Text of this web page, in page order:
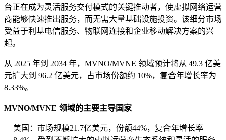
台正在成为灵活服务交付模式的关键推动者，使虚拟网络运营
商能够快速推出服务，而无需大量基础设施投资。该细分市场
受益于利基电信服务、物联网连接和企业移动解决方案的兴
起。
从 2025 年到 2034 年，MVNO/MVNE 领域预计将从 49.3 亿美
元扩大到 96.2 亿美元，占市场份额约 10%，复合年增长率为
8.33%。
MVNO/MVNE 领域的主要主导国家
美国：市场规模21.7亿美元，份额44%，复合年增长率